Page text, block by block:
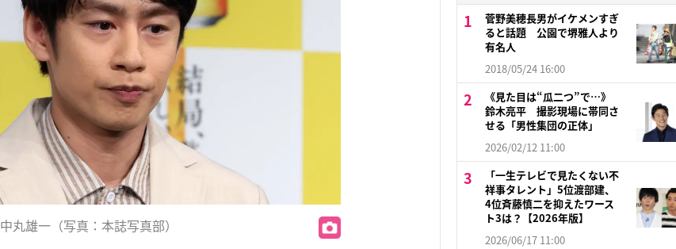
中丸雄一（写真：本誌写真部）
菅野美穂長男がイケメンすぎ
ると話題 公園で堺雅人より
有名人
2018/05/24 16:00
《見た目は“瓜二つ”で…》
鈴木亮平 撮影現場に帯同さ
せる「男性集団の正体」
2026/02/12 11:00
「一生テレビで見たくない不
祥事タレント」5位渡部建、
4位斉藤慎二を抑えたワース
ト3は？【2026年版】
2026/06/17 11:00